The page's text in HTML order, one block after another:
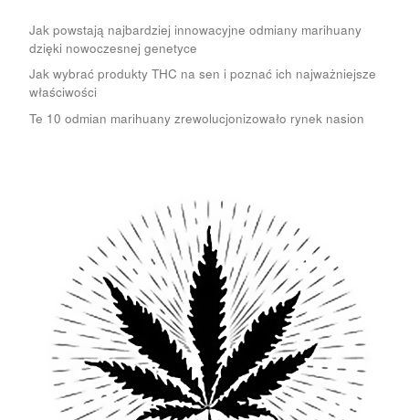
Jak powstają najbardziej innowacyjne odmiany marihuany
dzięki nowoczesnej genetyce
Jak wybrać produkty THC na sen i poznać ich najważniejsze
właściwości
Te 10 odmian marihuany zrewolucjonizowało rynek nasion